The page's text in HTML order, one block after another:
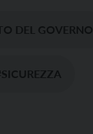
DEL GOVERNO